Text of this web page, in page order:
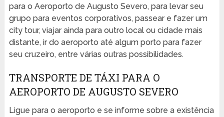
para o Aeroporto de Augusto Severo, para levar seu
grupo para eventos corporativos, passear e fazer um
city tour, viajar ainda para outro local ou cidade mais
distante, ir do aeroporto até algum porto para fazer
seu cruzeiro, entre várias outras possibilidades.
TRANSPORTE DE TÁXI PARA O
AEROPORTO DE AUGUSTO SEVERO
Ligue para o aeroporto e se informe sobre a existência